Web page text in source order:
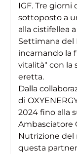
IGF. Tre giorni
sottoposto a
alla cistifellea
Settimana del
incarnando la
vitalità" con la
eretta.
Dalla
di
2024 fino alla
Ambasciatore
Nutrizione del
questa